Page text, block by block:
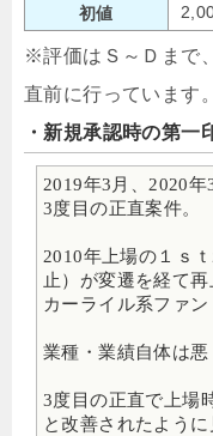
初値
※評価はＳ～Ｄまで
直前に行っています。
・新規承認時の第一
2019年3月、2020
3度目の正直案件。
2010年上場の１ｓ
止）が変遷を経て再
カーライル系ファン
業種・業績自体は悪
3度目の正直で上場
と改善されたよう